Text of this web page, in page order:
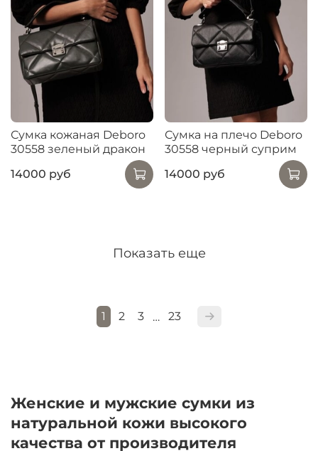
Сумка кожаная Deboro
30558 зеленый дракон
14000 руб
Сумка на плечо Deboro
30558 черный суприм
14000 руб
Показать еще
1 2 3 … 23
Женские и мужские сумки из
натуральной кожи высокого
качества от производителя